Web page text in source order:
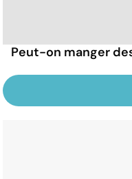
Peut-on manger